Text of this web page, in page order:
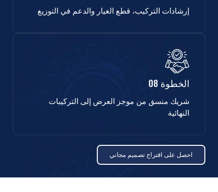
إرشادات التركيب، قطع الغيار والدعم في التوزيع
الخطوة 08
شريك منسق من موجز العرض إلى التركيبات
النهائية
احصل على اقتراح تصميم مجاني